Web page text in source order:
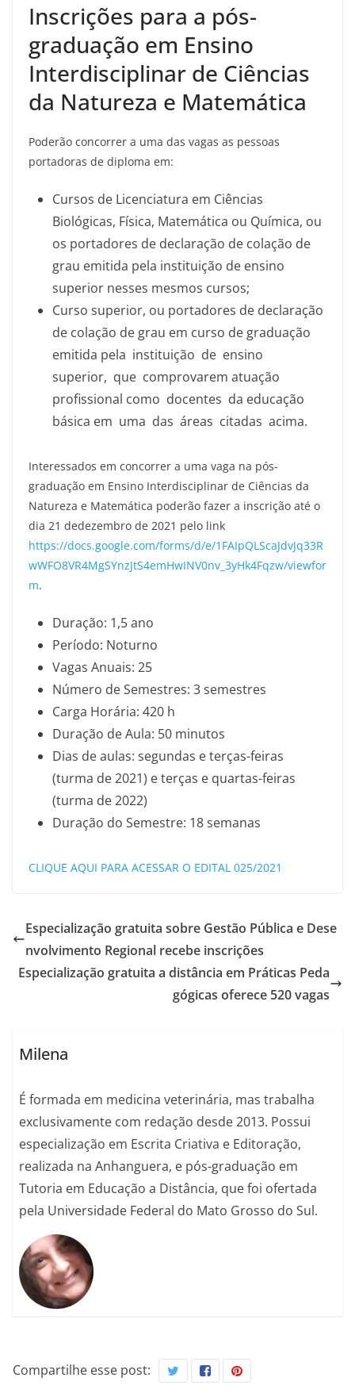
Inscrições para a pós-
graduação em Ensino
Interdisciplinar de Ciências
da Natureza e Matemática
Poderão concorrer a uma das vagas as pessoas
portadoras de diploma em:
Cursos de Licenciatura em Ciências
Biológicas, Física, Matemática ou Química, ou
os portadores de declaração de colação de
grau emitida pela instituição de ensino
superior nesses mesmos cursos;
Curso superior, ou portadores de declaração
de colação de grau em curso de graduação
emitida pela instituição de ensino
superior, que comprovarem atuação
profissional como docentes da educação
básica em uma das áreas citadas acima.
Interessados em concorrer a uma vaga na pós-
graduação em Ensino Interdisciplinar de Ciências da
Natureza e Matemática poderão fazer a inscrição até o
dia 21 dedezembro de 2021 pelo link
https://docs.google.com/forms/d/e/1FAIpQLScaJdvJq33R
wWFO8VR4MgSYnzJtS4emHwINV0nv_3yHk4Fqzw/viewfor
m.
Duração: 1,5 ano
Período: Noturno
Vagas Anuais: 25
Número de Semestres: 3 semestres
Carga Horária: 420 h
Duração de Aula: 50 minutos
Dias de aulas: segundas e terças-feiras
(turma de 2021) e terças e quartas-feiras
(turma de 2022)
Duração do Semestre: 18 semanas
CLIQUE AQUI PARA ACESSAR O EDITAL 025/2021
Especialização gratuita sobre Gestão Pública e Dese
nvolvimento Regional recebe inscrições
Especialização gratuita a distância em Práticas Peda
gógicas oferece 520 vagas
Milena
É formada em medicina veterinária, mas trabalha
exclusivamente com redação desde 2013. Possui
especialização em Escrita Criativa e Editoração,
realizada na Anhanguera, e pós-graduação em
Tutoria em Educação a Distância, que foi ofertada
pela Universidade Federal do Mato Grosso do Sul.
Compartilhe esse post: